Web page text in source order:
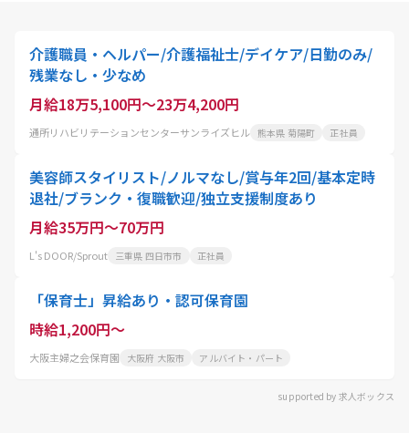
介護職員・ヘルパー/介護福祉士/デイケア/日勤のみ/
残業なし・少なめ
月給18万5,100円～23万4,200円
通所リハビリテーションセンターサンライズヒル 熊本県 菊陽町 正社員
美容師スタイリスト/ノルマなし/賞与年2回/基本定時
退社/ブランク・復職歓迎/独立支援制度あり
月給35万円～70万円
L's DOOR/Sprout 三重県 四日市市 正社員
「保育士」昇給あり・認可保育園
時給1,200円～
大阪主婦之会保育園 大阪府 大阪市 アルバイト・パート
supported by 求人ボックス